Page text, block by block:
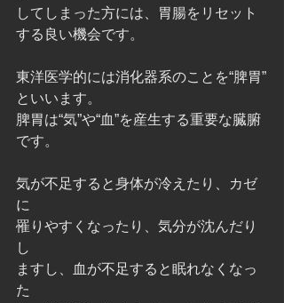
してしまった方には、胃腸をリセット
する良い機会です。
東洋医学的には消化器系のことを“脾胃”
といいます。
脾胃は“気”や“血”を産生する重要な臓腑
です。
気が不足すると身体が冷えたり、カゼ
に
罹りやすくなったり、気分が沈んだり
し
ますし、血が不足すると眠れなくなっ
た